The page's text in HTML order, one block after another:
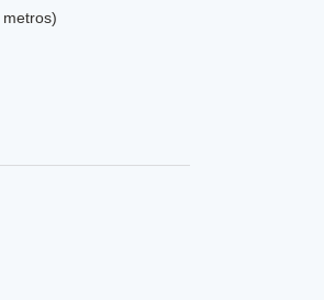
mínima de 7,5 metros)